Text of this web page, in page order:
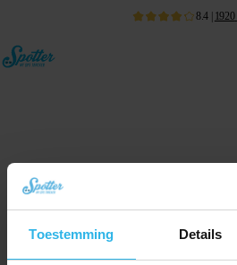
Toestemming Details
8.4 | 1920